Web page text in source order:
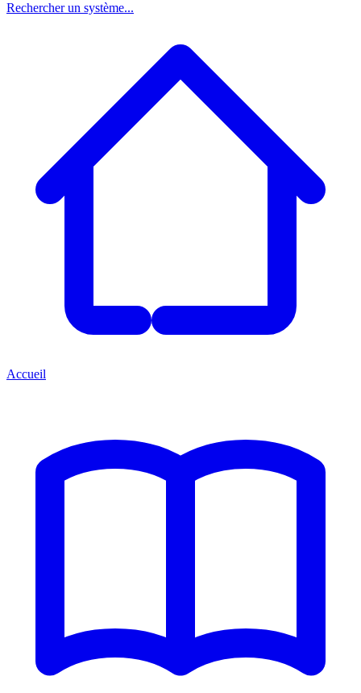
Rechercher un système...
Accueil